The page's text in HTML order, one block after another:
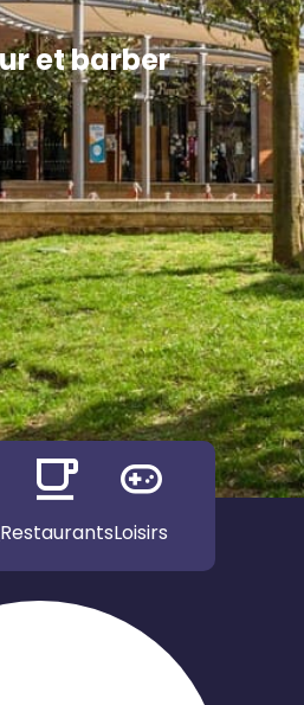
et barber
RestaurantsLoisirs